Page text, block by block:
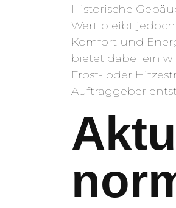
Historische
Wert bleibt
Komfort und
bietet dabei ein
Frost- oder
Auftraggeber